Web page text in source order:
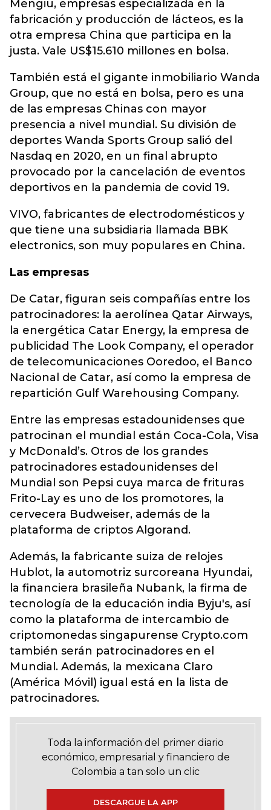
Mengiu, empresas especializada en la
fabricación y producción de lácteos, es la
otra empresa China que participa en la
justa. Vale US$15.610 millones en bolsa.
También está el gigante inmobiliario Wanda
Group, que no está en bolsa, pero es una
de las empresas Chinas con mayor
presencia a nivel mundial. Su división de
deportes Wanda Sports Group salió del
Nasdaq en 2020, en un final abrupto
provocado por la cancelación de eventos
deportivos en la pandemia de covid 19.
VIVO, fabricantes de electrodomésticos y
que tiene una subsidiaria llamada BBK
electronics, son muy populares en China.
Las empresas
De Catar, figuran seis compañías entre los
patrocinadores: la aerolínea Qatar Airways,
la energética Catar Energy, la empresa de
publicidad The Look Company, el operador
de telecomunicaciones Ooredoo, el Banco
Nacional de Catar, así como la empresa de
repartición Gulf Warehousing Company.
Entre las empresas estadounidenses que
patrocinan el mundial están Coca-Cola, Visa
y McDonald’s. Otros de los grandes
patrocinadores estadounidenses del
Mundial son Pepsi cuya marca de frituras
Frito-Lay es uno de los promotores, la
cervecera Budweiser, además de la
plataforma de criptos Algorand.
Además, la fabricante suiza de relojes
Hublot, la automotriz surcoreana Hyundai,
la financiera brasileña Nubank, la firma de
tecnología de la educación india Byju's, así
como la plataforma de intercambio de
criptomonedas singapurense Crypto.com
también serán patrocinadores en el
Mundial. Además, la mexicana Claro
(América Móvil) igual está en la lista de
patrocinadores.
Toda la información del primer diario
económico, empresarial y financiero de
Colombia a tan solo un clic
DESCARGUE LA APP